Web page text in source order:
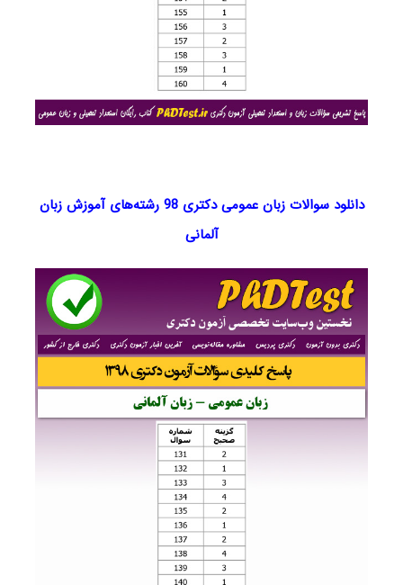
دانلود سوالات زبان عمومی دکتری 98 رشته‌های آموزش زبان
آلمانی